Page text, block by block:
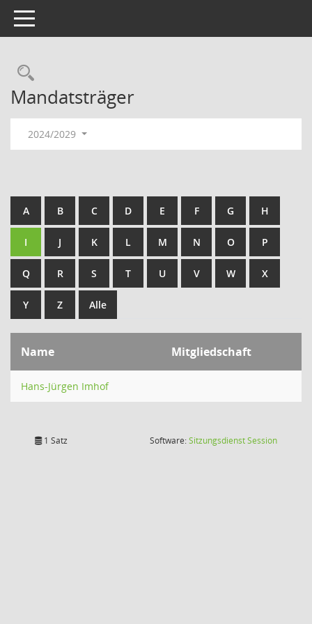
Toggle navigation
Rechercheauswahl
Mandatsträger
2024/2029
A B C D E F G H
I J K L M N O P
Q R S T U V W X
Y Z Alle
Name Mitgliedschaft
Hans-Jürgen Imhof
1 Satz Software:SitzungsdienstSession(Wird in